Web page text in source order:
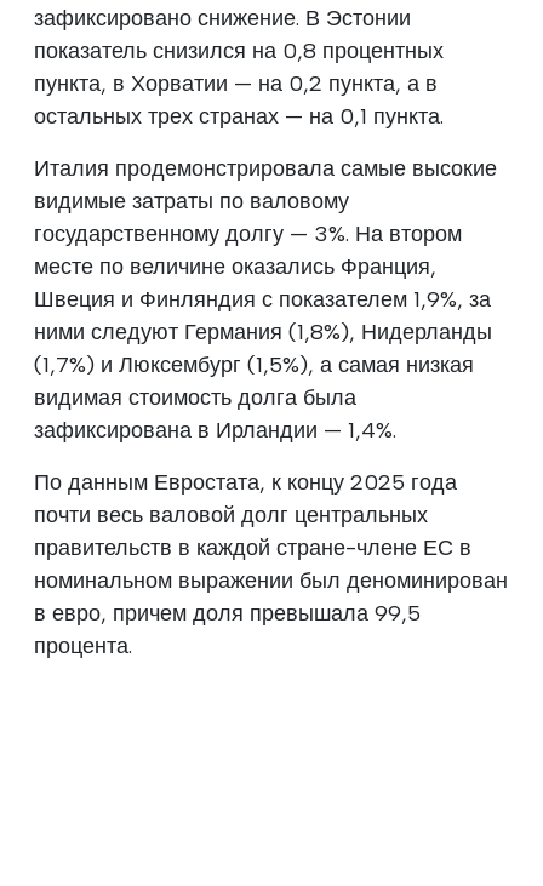
зафиксировано снижение. В Эстонии
показатель снизился на 0,8 процентных
пункта, в Хорватии — на 0,2 пункта, а в
остальных трех странах — на 0,1 пункта.
Италия продемонстрировала самые высокие
видимые затраты по валовому
государственному долгу — 3%. На втором
месте по величине оказались Франция,
Швеция и Финляндия с показателем 1,9%, за
ними следуют Германия (1,8%), Нидерланды
(1,7%) и Люксембург (1,5%), а самая низкая
видимая стоимость долга была
зафиксирована в Ирландии — 1,4%.
По данным Евростата, к концу 2025 года
почти весь валовой долг центральных
правительств в каждой стране-члене ЕС в
номинальном выражении был деноминирован
в евро, причем доля превышала 99,5
процента.